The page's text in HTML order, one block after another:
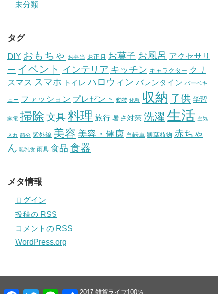
未分類
タグ
DIY おもちゃ お弁当 お正月 お菓子 お風呂 アクセサリ
ー イベント インテリア キッチン キャラクター クリ
スマス スマホ トイレ ハロウィン バレンタイン バーベキ
ュー ファッション プレゼント 動物 化粧 収納 子供 学習
家電 掃除 文具料理 旅行 暑さ対策 洗濯 生活 空気
入れ 節分 紫外線 美容 美容・健康 自転車 観葉植物 赤ちゃ
ん 離乳食 雨具 食品 食器
メタ情報
ログイン
投稿の RSS
コメントの RSS
WordPress.org
© 2017 雑貨ライフ100％ .